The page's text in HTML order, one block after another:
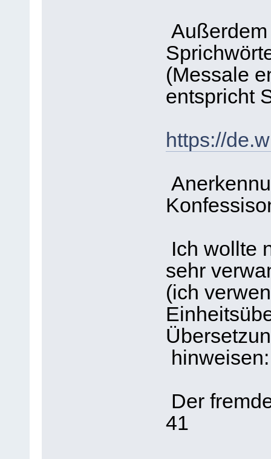
(Messale
entspricht
https://
Ich wollte
sehr
(ich
hinweisen:
Der
41